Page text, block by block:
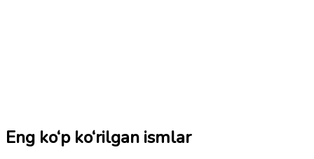
Eng ko‘p ko‘rilgan ismlar